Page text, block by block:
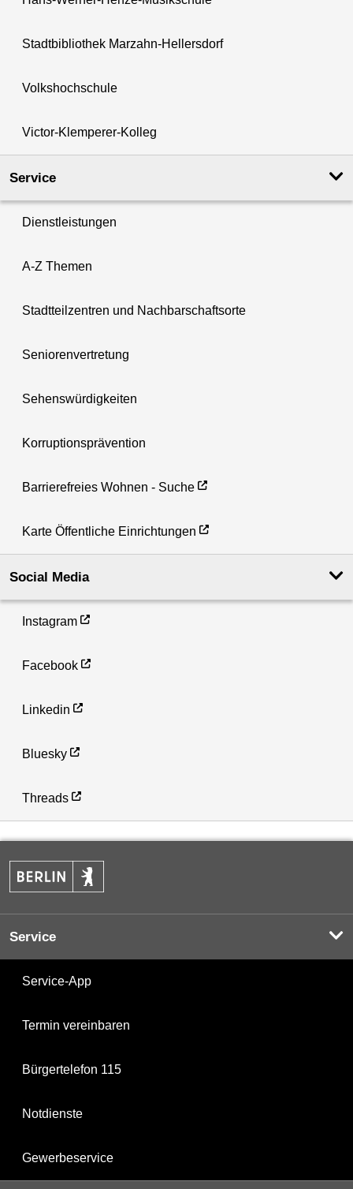
Stadtbibliothek Marzahn-Hellersdorf
Volkshochschule
Victor-Klemperer-Kolleg
Service
Dienstleistungen
A-Z Themen
Stadtteilzentren und Nachbarschaftsorte
Seniorenvertretung
Sehenswürdigkeiten
Korruptionsprävention
Barrierefreies Wohnen - Suche
Karte Öffentliche Einrichtungen
Social Media
Instagram
Facebook
Linkedin
Bluesky
Threads
Service
Service-App
Termin vereinbaren
Bürgertelefon 115
Notdienste
Gewerbeservice